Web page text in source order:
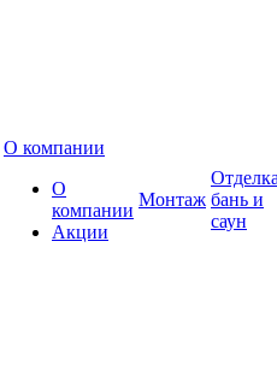
О компании
О
компании
Акции
Монтаж бань и
саун